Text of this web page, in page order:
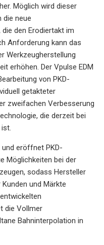
Möglich wird dieser
die neue
den Erodiertakt im
Anforderung kann das
Werkzeugherstellung
erhöhen. Der Vpulse EDM
von PKD-
getakteter
zweifachen Verbesserung
die derzeit bei
und eröffnet PKD-
Möglichkeiten bei der
sodass Hersteller
und Märkte
die Vollmer
Bahninterpolation in